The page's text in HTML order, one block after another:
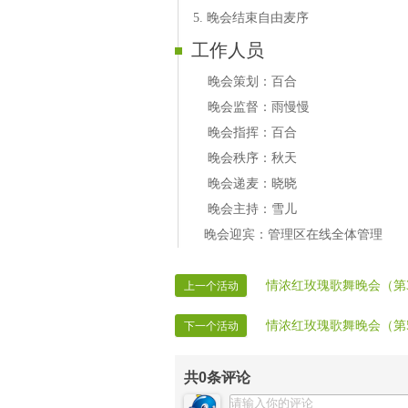
5. 晚会结束自由麦序
工作人员
晚会策划：百合
晚会监督：雨慢慢
晚会指挥：百合
晚会秩序：秋天
晚会递麦：晓晓
晚会主持：雪儿
晚会迎宾：管理区在线全体管理
上一个活动 情浓红玫瑰歌舞晚会（第
下一个活动 情浓红玫瑰歌舞晚会（第
共0条评论